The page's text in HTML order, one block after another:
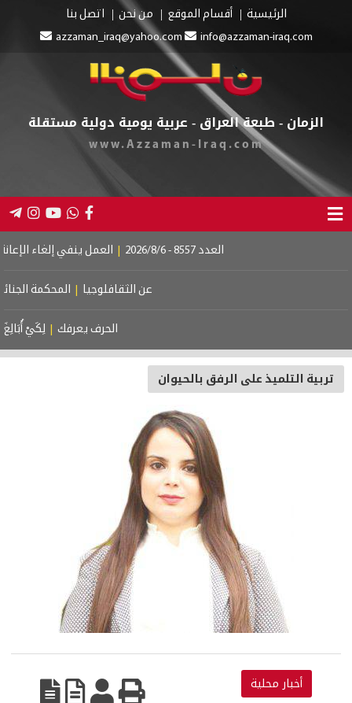
الرئيسية أقسام الموقع من نحن
اتصل بنا
azzaman_iraq@yahoo.com
info@azzaman-iraq.com
الزمان - طبعة العراق - عربية يومية دولية مستقلة
www.Azzaman-Iraq.com
العدد 8557 - 2026/8/6 | العمل ينفي إلغاء الإعانة
عن الثقافلوجيا | المحكمة الجنائية
الحرف يعرفك | لِكَيْ أُبَالِغَ
تربية التلميذ على الرفق بالحيوان
أخبار محلية